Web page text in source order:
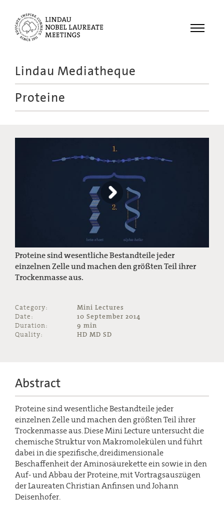
Menu
Recordings
Lindau Mediatheque
Proteine
Proteine sind wesentliche Bestandteile jeder
einzelnen Zelle und machen den größten Teil ihrer
Trockenmasse aus.
Category:
Mini Lectures
Date:
10 September 2014
Duration:
9 min
Quality:
HD MD SD
Abstract
Proteine sind wesentliche Bestandteile jeder
einzelnen Zelle und machen den größten Teil ihrer
Trockenmasse aus. Diese Mini Lecture untersucht die
chemische Struktur von Makromolekülen und führt
dabei in die spezifische, dreidimensionale
Beschaffenheit der Aminosäurekette ein sowie in den
Auf- und Abbau der Proteine, mit Vortragsauszügen
der Laureaten Christian Anfinsen und Johann
Deisenhofer.